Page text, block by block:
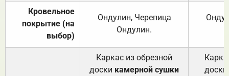
Кровельное
покрытие (на
выбор)
Ондулин, Черепица
Ондулин.
Каркас из обрезной
доски камерной сушки
доски